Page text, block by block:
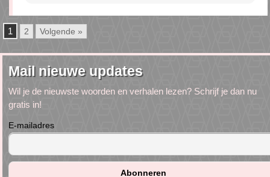
1 2 Volgende »
Mail nieuwe updates
Wil je de nieuwste woorden en verhalen lezen? Schrijf je dan nu
gratis in!
E-mailadres